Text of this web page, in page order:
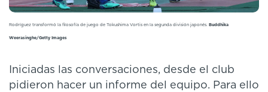
Rodríguez transformó la filosofía de juego de Tokushima Vortis en la segunda división japonés. Buddhika
Weerasinghe/Getty Images
Iniciadas las conversaciones, desde el club
pidieron hacer un informe del equipo. Para ello